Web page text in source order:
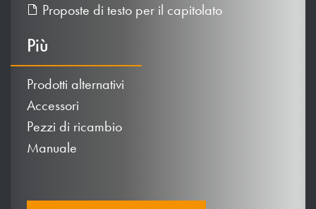
Proposte di testo per il capitolato
Più
Prodotti alternativi
Accessori
Pezzi di ricambio
Manuale